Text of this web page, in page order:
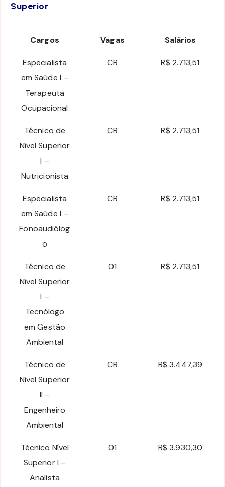
Superior
Cargos Vagas Salários
Especialista
em Saúde I –
Terapeuta
Ocupacional
CR R$ 2.713,51
Técnico de
Nível Superior
I –
Nutricionista
CR R$ 2.713,51
Especialista
em Saúde I –
Fonoaudiólog
o
CR R$ 2.713,51
Técnico de
Nível Superior
I –
Tecnólogo
em Gestão
Ambiental
01 R$ 2.713,51
Técnico de
Nível Superior
II –
Engenheiro
Ambiental
CR R$ 3.447,39
Técnico Nível
Superior I –
Analista
01 R$ 3.930,30